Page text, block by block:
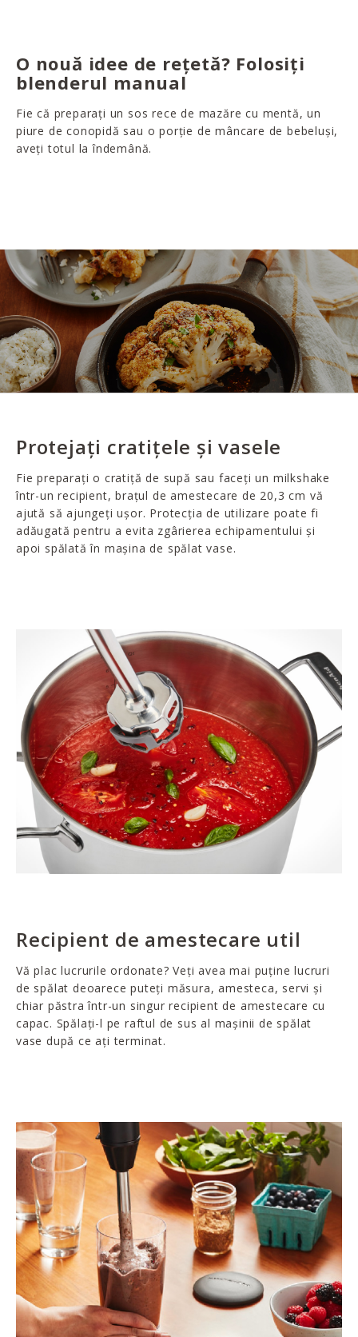
O nouă idee de rețetă? Folosiți
blenderul manual
Fie că preparați un sos rece de mazăre cu mentă, un
piure de conopidă sau o porție de mâncare de bebeluși,
aveți totul la îndemână.
Protejați cratițele și vasele
Fie preparați o cratiță de supă sau faceți un milkshake
într-un recipient, brațul de amestecare de 20,3 cm vă
ajută să ajungeți ușor. Protecția de utilizare poate fi
adăugată pentru a evita zgârierea echipamentului și
apoi spălată în mașina de spălat vase.
Recipient de amestecare util
Vă plac lucrurile ordonate? Veți avea mai puține lucruri
de spălat deoarece puteți măsura, amesteca, servi și
chiar păstra într-un singur recipient de amestecare cu
capac. Spălați-l pe raftul de sus al mașinii de spălat
vase după ce ați terminat.